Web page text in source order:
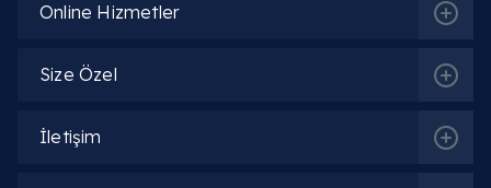
Online Hizmetler
Size Özel
İletişim